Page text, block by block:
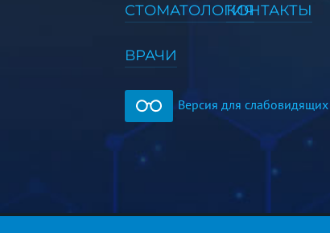
СТОМАТОЛОГИЯ
ВРАЧИ
КОНТАКТЫ
Версия для слабовидящих